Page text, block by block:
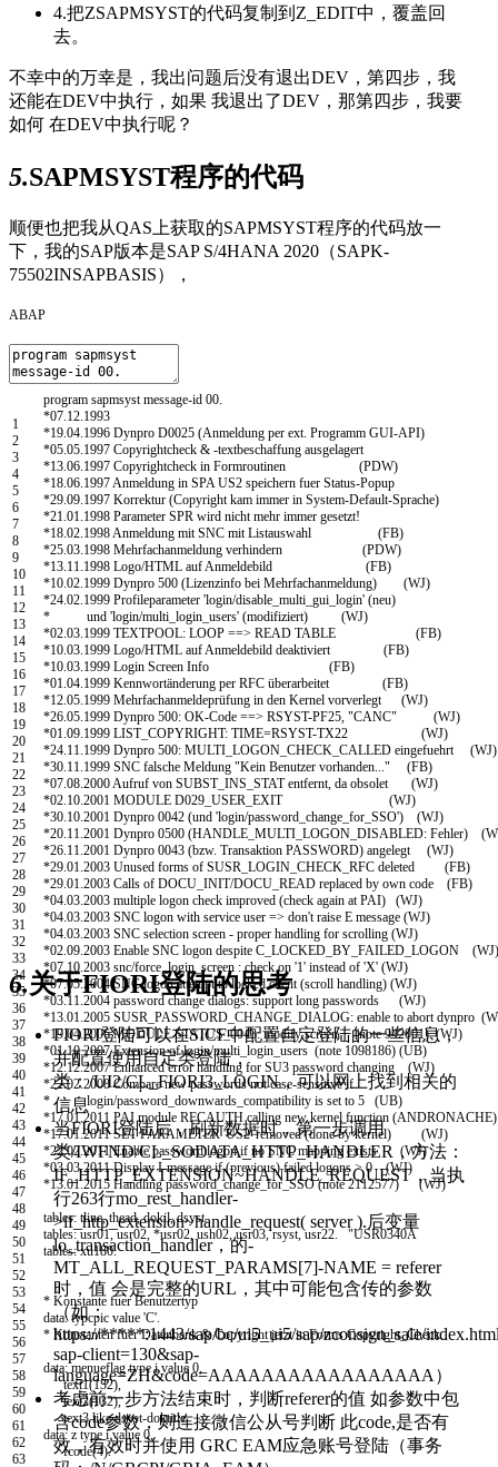
4.把ZSAPMSYST的代码复制到Z_EDIT中，覆盖回
去。
不幸中的万幸是，我出问题后没有退出DEV，第四步，我
还能在DEV中执行，如果 我退出了DEV，那第四步，我要
如何 在DEV中执行呢？
5.SAPMSYST程序的代码
顺便也把我从QAS上获取的SAPMSYST程序的代码放一
下，我的SAP版本是SAP S/4HANA 2020（SAPK-
75502INSAPBASIS），
ABAP
1
2
3
4
5
6
7
8
9
10
11
12
13
14
15
16
17
18
19
20
21
22
23
24
25
26
27
28
29
30
31
32
33
34
35
36
37
38
39
40
41
42
43
44
45
46
47
48
49
50
51
52
53
54
55
56
57
58
59
60
61
62
63
program sapmsyst message-id 00.
*07.12.1993
*19.04.1996 Dynpro D0025 (Anmeldung per ext. Programm GUI-API)
*05.05.1997 Copyrightcheck & -textbeschaffung ausgelagert
*13.06.1997 Copyrightcheck in Formroutinen (PDW)
*18.06.1997 Anmeldung in SPA US2 speichern fuer Status-Popup
*29.09.1997 Korrektur (Copyright kam immer in System-Default-Sprache)
*21.01.1998 Parameter SPR wird nicht mehr immer gesetzt!
*18.02.1998 Anmeldung mit SNC mit Listauswahl (FB)
*25.03.1998 Mehrfachanmeldung verhindern (PDW)
*13.11.1998 Logo/HTML auf Anmeldebild (FB)
*10.02.1999 Dynpro 500 (Lizenzinfo bei Mehrfachanmeldung) (WJ)
*24.02.1999 Profileparameter 'login/disable_multi_gui_login' (neu)
* und 'login/multi_login_users' (modifiziert) (WJ)
*02.03.1999 TEXTPOOL: LOOP ==> READ TABLE (FB)
*10.03.1999 Logo/HTML auf Anmeldebild deaktiviert (FB)
*10.03.1999 Login Screen Info (FB)
*01.04.1999 Kennwortänderung per RFC überarbeitet (FB)
*12.05.1999 Mehrfachanmeldeprüfung in den Kernel vorverlegt (WJ)
*26.05.1999 Dynpro 500: OK-Code ==> RSYST-PF25, "CANC" (WJ)
*01.09.1999 LIST_COPYRIGHT: TIME=RSYST-TX22 (WJ)
*24.11.1999 Dynpro 500: MULTI_LOGON_CHECK_CALLED eingefuehrt (WJ)
*30.11.1999 SNC falsche Meldung "Kein Benutzer vorhanden..." (FB)
*07.08.2000 Aufruf von SUBST_INS_STAT entfernt, da obsolet (WJ)
*02.10.2001 MODULE D029_USER_EXIT (WJ)
*30.10.2001 Dynpro 0042 (und 'login/password_change_for_SSO') (WJ)
*20.11.2001 Dynpro 0500 (HANDLE_MULTI_LOGON_DISABLED: Fehler)
*26.11.2001 Dynpro 0043 (bzw. Transaktion PASSWORD) angelegt (WJ)
*29.01.2003 Unused forms of SUSR_LOGIN_CHECK_RFC deleted (FB)
*29.01.2003 Calls of DOCU_INIT/DOCU_READ replaced by own code (FB)
*04.03.2003 multiple logon check improved (check again at PAI) (WJ)
*04.03.2003 SNC logon with service user => don't raise E message (WJ)
*04.03.2003 SNC selection screen - proper handling for scrolling (WJ)
*02.09.2003 Enable SNC logon despite C_LOCKED_BY_FAILED_LOGON (WJ)
*07.10.2003 snc/force_login_screen : check on '1' instead of 'X' (WJ)
*07.05.2004 SNC logon attempt to locked client (scroll handling) (WJ)
*03.11.2004 password change dialogs: support long passwords (WJ)
*13.01.2005 SUSR_PASSWORD_CHANGE_DIALOG: enable to abort dynpro
*19.04.2006 MODULE STATUS_0043: modify screen (note 942001) (WJ)
*01.10.2007 Extension of login/multi_login_users (note 1098186) (UB)
*12.12.2007 Enhanced error handling for SU3 password changing (WJ)
*22.02.2008 Compare new passwords not case-sensitive if
* login/password_downwards_compatibility is set to 5 (UB)
*17.01.2011 PAI module RFCAUTH calling new kernel function (ANDRONACHE)
*17.01.2011 SET PARAMETER 'US2' removed (done by kernel) (WJ)
*22.02.2011 Enable password logon if no SNC mapping exists (WJ)
*03.03.2011 Display I-message if (previous) failed logons > 0 (WJ)
*13.01.2015 Handling password_change_for_SSO (note 2112577) (WJ)
tables: tline, thead, dokil, dsyst.
tables: usr01, usr02 *usr02 ush02 usr03, rsyst usr22
"USR0340A
tables: xu180.
* Konstante fuer Benutzertyp
data: typcpic value 'C'
* Konstanten fuer Datenbank & Copyright jetzt in Forms Copyright_Check..
data: menueflag type i value 0
text1(132)
text2(132),
text3 like dsyst-doktitle.
data: z type i value 0
fcode(4).
6.关于FIORI登陆的思考
FIORI登陆可以在SICF中配置自定登陆的一些信息，
并配置使用自定类登陆，
类：/UI2/CL_FIORI3_LOGIN，可以网上找到相关的
信息
当FIORI登陆后，刷新数据时，第一步调用
类/IWFND/CL_SODATA_HTTP_HANDLER，方法：
IF_HTTP_EXTENSION~HANDLE_REQUEST，当执
行263行mo_rest_handler-
>if_http_extension~handle_request( server ).后变量
lo_transaction_handler，的-
MT_ALL_REQUEST_PARAMS[7]-NAME = referer
时，值 会是完整的URL，其中可能包含传的参数
（如：
https://*****:1443/sap/bc/ui5_ui5/sap/zconsign_sale/
sap-client=130&sap-
language=ZH&code=AAAAAAAAAAAAAAAAA）
考虑前一步方法结束时，判断referer的值 如参数中包
含code参数，则连接微信公从号判断 此code,是否有
效，有效时并使用 GRC EAM应急账号登陆（事务